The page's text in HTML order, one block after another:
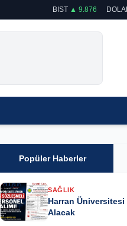
BIST ▲ 9.876
Popüler Haberler
SAĞLIK
Harran
Alacak